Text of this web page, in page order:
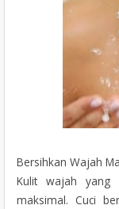
Bersihkan Wajah
Kulit wajah yang
maksimal. Cuci